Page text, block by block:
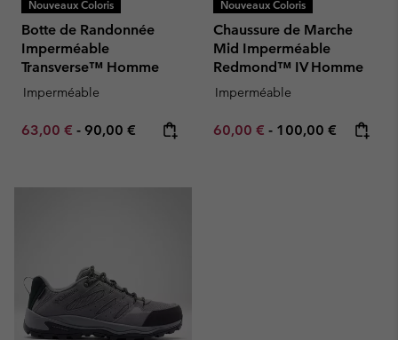
Nouveaux Coloris
Botte de Randonnée
Imperméable
Transverse™ Homme
Imperméable
Minimum sale price:
63,00 € - Maximum price:
90,00 €
Nouveaux Coloris
Chaussure de Marche
Mid Imperméable
Redmond™ IV Homme
Imperméable
Minimum sale price:
60,00 € - Maximum price:
100,00 €